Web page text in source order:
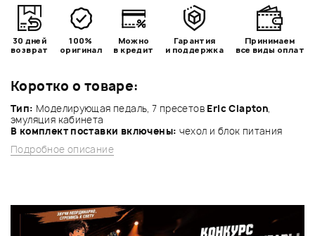
Коротко о товаре:
Тип: Моделирующая педаль, 7 пресетов Eric Clapton,
эмуляция кабинета
В комплект поставки включены: чехол и блок питания
Подробное описание
30 дней
возврат
100%
оригинал
Можно
в кредит
Гарантия
и поддержка
Принимаем
все виды оплат